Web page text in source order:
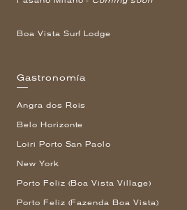
Boa Vista Surf Lodge
Gastronomía
Angra dos Reis
Belo Horizonte
Loiri Porto San Paolo
New York
Porto Feliz (Boa Vista Village)
Porto Feliz (Fazenda Boa Vista)